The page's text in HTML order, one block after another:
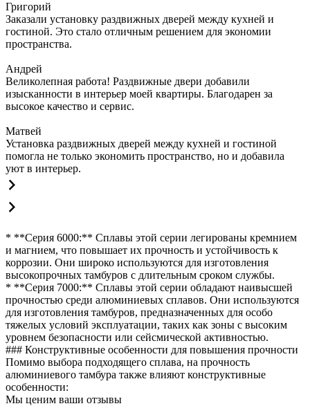
Григорий
Заказали установку раздвижных дверей между кухней и
гостиной. Это стало отличным решением для экономии
пространства.
Андрей
Великолепная работа! Раздвижные двери добавили
изысканности в интерьер моей квартиры. Благодарен за
высокое качество и сервис.
Матвей
Установка раздвижных дверей между кухней и гостиной
помогла не только экономить пространство, но и добавила
уют в интерьер.
* **Серия 6000:** Сплавы этой серии легированы кремнием
и магнием, что повышает их прочность и устойчивость к
коррозии. Они широко используются для изготовления
высокопрочных тамбуров с длительным сроком службы.
* **Серия 7000:** Сплавы этой серии обладают наивысшей
прочностью среди алюминиевых сплавов. Они используются
для изготовления тамбуров, предназначенных для особо
тяжелых условий эксплуатации, таких как зоны с высоким
уровнем безопасности или сейсмической активностью.
### Конструктивные особенности для повышения прочности
Помимо выбора подходящего сплава, на прочность
алюминиевого тамбура также влияют конструктивные
особенности:
Мы ценим ваши отзывы